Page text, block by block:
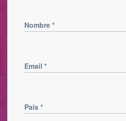
Nombre *
Email *
País *